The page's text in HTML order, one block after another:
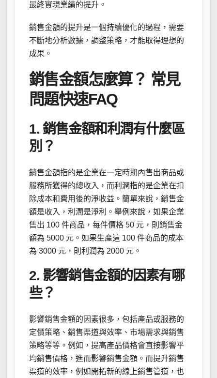
最終實現業績的提升。
銷售金額的提升是一個持續優化的過程，需要
不斷地分析數據，調整策略，才能取得理想的
成果。
銷售金額怎麼算？ 常見
問題快速FAQ
1. 銷售金額和利潤有什麼區
別？
銷售金額指的是企業在一定時期內售出商品或
服務所獲得的總收入，而利潤指的是企業在扣
除成本和費用後的淨收益。簡單來說，銷售金
額是收入，利潤是淨利。舉例來說，如果企業
售出 100 件商品，每件價格 50 元，則銷售金
額為 5000 元。如果生產這 100 件商品的成本
為 3000 元，則利潤為 2000 元。
2. 影響銷售金額的因素有哪
些？
影響銷售金額的因素很多，包括產品或服務的
定價策略、銷售渠道與效率、市場需求與銷售
策略等等。例如，提高產品價格會直接影響平
均銷售價格，進而影響銷售金額。而提升銷售
渠道的效率，例如開拓新的線上銷售管道，也